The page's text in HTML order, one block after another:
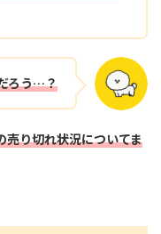
ろう…？
り切れ状況についてま